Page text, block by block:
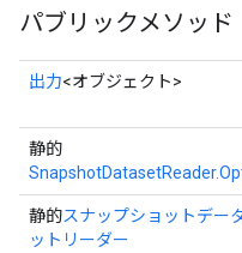
パブリックメソッド
出力<オブジェクト>
静的
静的スナップショットデー
ットリーダー